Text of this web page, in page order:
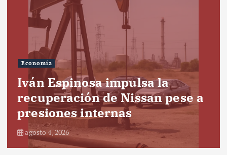
Economía
Iván Espinosa impulsa la
recuperación de Nissan pese a
presiones internas
agosto 4, 2026